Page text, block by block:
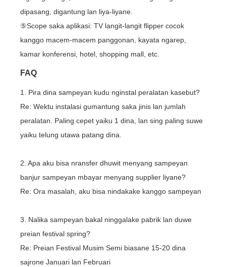
dipasang, digantung lan liya-liyane.
⑤Scope saka aplikasi: TV langit-langit flipper cocok
kanggo macem-macem panggonan, kayata ngarep,
kamar konferensi, hotel, shopping mall, etc.
FAQ
1. Pira dina sampeyan kudu nginstal peralatan kasebut?
Re: Wektu instalasi gumantung saka jinis lan jumlah
peralatan. Paling cepet yaiku 1 dina, lan sing paling suwe
yaiku telung utawa patang dina.
2. Apa aku bisa nransfer dhuwit menyang sampeyan
banjur sampeyan mbayar menyang supplier liyane?
Re: Ora masalah, aku bisa nindakake kanggo sampeyan
3. Nalika sampeyan bakal ninggalake pabrik lan duwe
preian festival spring?
Re: Preian Festival Musim Semi biasane 15-20 dina
sajrone Januari lan Februari